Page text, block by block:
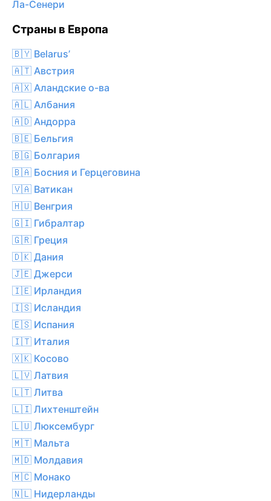
Ла-Сенери
Страны в Европа
🇧🇾 Belarus’
🇦🇹 Австрия
🇦🇽 Аландские о-ва
🇦🇱 Албания
🇦🇩 Андорра
🇧🇪 Бельгия
🇧🇬 Болгария
🇧🇦 Босния и Герцеговина
🇻🇦 Ватикан
🇭🇺 Венгрия
🇬🇮 Гибралтар
🇬🇷 Греция
🇩🇰 Дания
🇯🇪 Джерси
🇮🇪 Ирландия
🇮🇸 Исландия
🇪🇸 Испания
🇮🇹 Италия
🇽🇰 Косово
🇱🇻 Латвия
🇱🇹 Литва
🇱🇮 Лихтенштейн
🇱🇺 Люксембург
🇲🇹 Мальта
🇲🇩 Молдавия
🇲🇨 Монако
🇳🇱 Нидерланды